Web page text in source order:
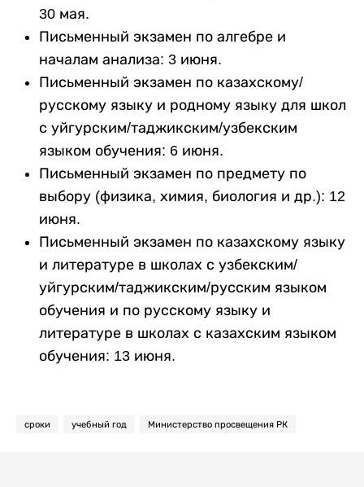
30 мая.
Письменный экзамен по алгебре и
началам анализа: 3 июня.
Письменный экзамен по казахскому/
русскому языку и родному языку для школ
с уйгурским/таджикским/узбекским
языком обучения: 6 июня.
Письменный экзамен по предмету по
выбору (физика, химия, биология и др.): 12
июня.
Письменный экзамен по казахскому языку
и литературе в школах с узбекским/
уйгурским/таджикским/русским языком
обучения и по русскому языку и
литературе в школах с казахским языком
обучения: 13 июня.
сроки учебный год Министерство просвещения РК